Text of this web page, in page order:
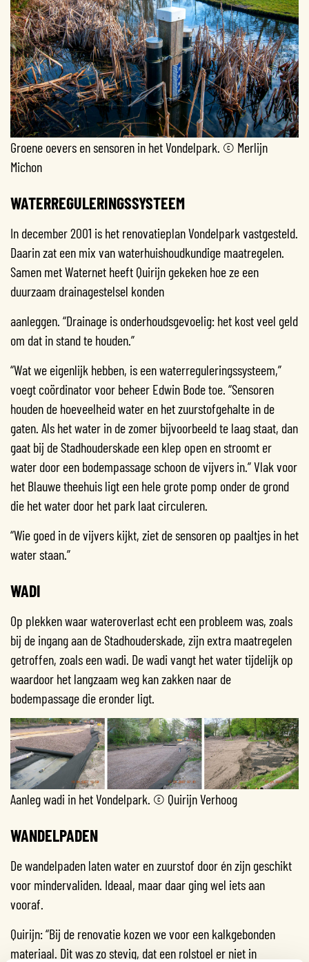
Groene oevers en sensoren in het Vondelpark. © Merlijn
Michon
WATERREGULERINGSSYSTEEM
In december 2001 is het renovatieplan Vondelpark vastgesteld.
Daarin zat een mix van waterhuishoudkundige maatregelen.
Samen met Waternet heeft Quirijn gekeken hoe ze een
duurzaam drainagestelsel konden
aanleggen. “Drainage is onderhoudsgevoelig: het kost veel geld
om dat in stand te houden.”
“Wat we eigenlijk hebben, is een waterreguleringssysteem,”
voegt coördinator voor beheer Edwin Bode toe. “Sensoren
houden de hoeveelheid water en het zuurstofgehalte in de
gaten. Als het water in de zomer bijvoorbeeld te laag staat, dan
gaat bij de Stadhouderskade een klep open en stroomt er
water door een bodempassage schoon de vijvers in.” Vlak voor
het Blauwe theehuis ligt een hele grote pomp onder de grond
die het water door het park laat circuleren.
“Wie goed in de vijvers kijkt, ziet de sensoren op paaltjes in het
water staan.”
WADI
Op plekken waar wateroverlast echt een probleem was, zoals
bij de ingang aan de Stadhouderskade, zijn extra maatregelen
getroffen, zoals een wadi. De wadi vangt het water tijdelijk op
waardoor het langzaam weg kan zakken naar de
bodempassage die eronder ligt.
Aanleg wadi in het Vondelpark. © Quirijn Verhoog
WANDELPADEN
De wandelpaden laten water en zuurstof door én zijn geschikt
voor mindervaliden. Ideaal, maar daar ging wel iets aan
vooraf.
Quirijn: “Bij de renovatie kozen we voor een kalkgebonden
materiaal. Dit was zo stevig, dat een rolstoel er niet in